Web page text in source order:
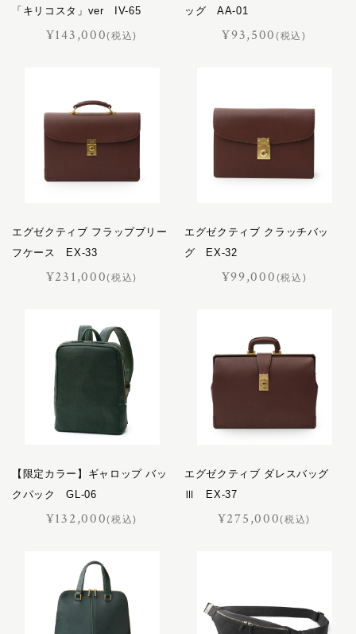
「キリコスタ」ver IV-65
¥143,000(税込)
ッグ AA-01
¥93,500(税込)
エグゼクティブ フラップブリー
フケース EX-33
¥231,000(税込)
エグゼクティブ クラッチバッ
グ EX-32
¥99,000 (税込)
【限定カラー】ギャロップ バッ
クパック GL-06
¥132,000(税込)
エグゼクティブ ダレスバッグ
Ⅲ EX-37
¥275,000(税込)